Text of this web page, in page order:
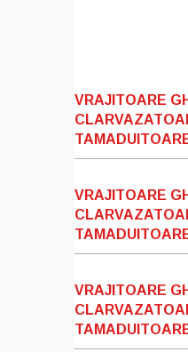
VRAJITOARE
VRAJITOARE
VRAJITOARE